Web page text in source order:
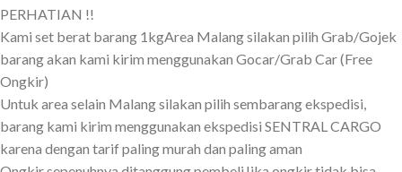
PERHATIAN !!
Kami set berat barang 1kgArea Malang silakan pilih Grab/Gojek
barang akan kami kirim menggunakan Gocar/Grab Car (Free
Ongkir)
Untuk area selain Malang silakan pilih sembarang ekspedisi,
barang kami kirim menggunakan ekspedisi SENTRAL CARGO
karena dengan tarif paling murah dan paling aman